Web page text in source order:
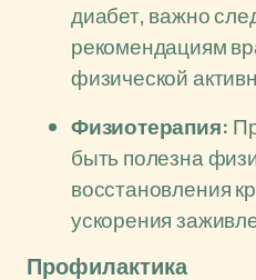
диабет, важно
рекомендациям
физической
Физиотерапия:
быть полезна
восстановления
ускорения
Профилактика